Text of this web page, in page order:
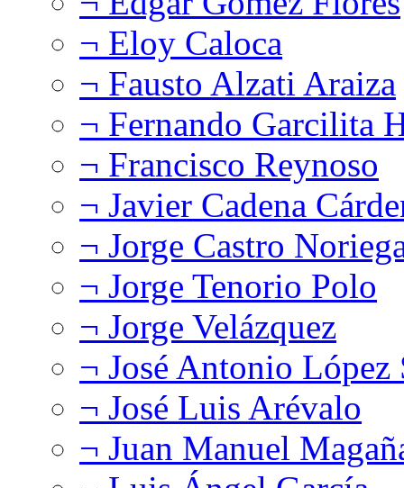
¬ Eloy Caloca
¬ Fausto Alzati Araiza
¬ Fernando Garcilita
¬ Francisco Reynoso
¬ Javier Cadena
¬ Jorge Castro
¬ Jorge Tenorio Polo
¬ Jorge Velázquez
¬ José Antonio López
¬ José Luis Arévalo
¬ Juan Manuel